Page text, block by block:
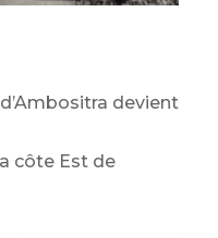
devient
côte Est de